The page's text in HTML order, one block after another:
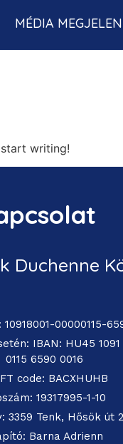
MÉDIA
writing!
Duchenne
00000115-
IBAN: HU45 1091
0115 6590 0016
code: BACXHUHB
19317995-1-10
3359 Tenk, Hősök út
Barna Adrienn